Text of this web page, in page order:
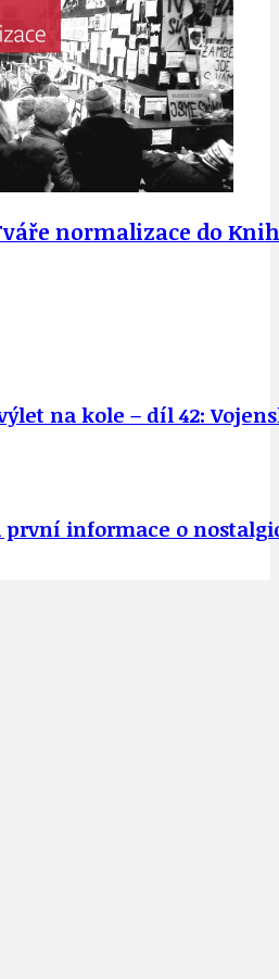
normalizace do
na kole – díl 42:
první informace o